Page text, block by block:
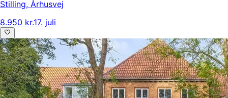
Stilling, Århusvej
8.950 kr.17. juli